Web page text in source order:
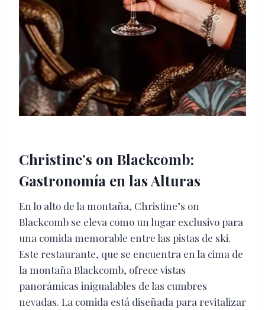
Christine’s on Blackcomb:
Gastronomía en las Alturas
En lo alto de la montaña, Christine’s on
Blackcomb se eleva como un lugar exclusivo para
una comida memorable entre las pistas de ski.
Este restaurante, que se encuentra en la cima de
la montaña Blackcomb, ofrece vistas
panorámicas inigualables de las cumbres
nevadas. La comida está diseñada para revitalizar